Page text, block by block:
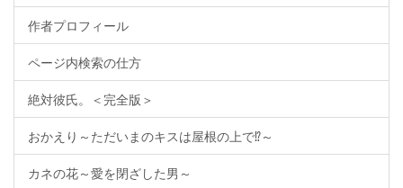
作者プロフィール
ページ内検索の仕方
絶対彼氏。＜完全版＞
おかえり～ただいまのキスは屋根の上で⁉～
カネの花～愛を閉ざした男～